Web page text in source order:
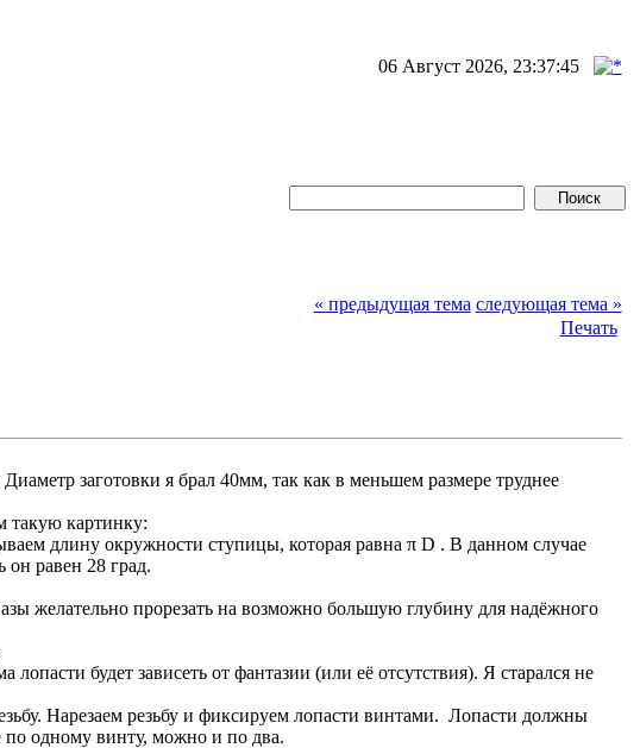
06 Август 2026, 23:37:45
« предыдущая тема следующая тема »
Печать
заготовки я брал 40мм, так как в меньшем размере труднее
такую картинку:
длину окружности ступицы, которая равна π D . В данном случае
равен 28 град.
желательно прорезать на возможно большую глубину для надёжного
будет зависеть от фантазии (или её отсутствия). Я старался не
Нарезаем резьбу и фиксируем лопасти винтами. Лопасти должны
по одному винту, можно и по два.